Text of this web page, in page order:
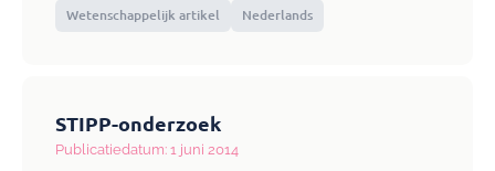
Wetenschappelijk artikel Nederlands
STIPP-onderzoek
Publicatiedatum: 1 juni 2014